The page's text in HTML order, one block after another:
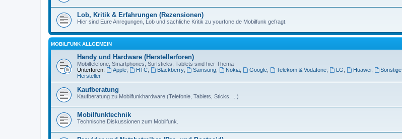
Lob, Kritik & Erfahrungen (Rezensionen)
Hier sind Eure Anregungen, Lob und sachliche Kritik zu yourfone.de Mobilfunk gefragt.
MOBILFUNK ALLGEMEIN
Handy und Hardware (Herstellerforen)
Mobiltelefone, Smartphones, Surfsticks, Tablets sind hier Thema
Unterforen:
Apple, HTC, Blackberry, Samsung Nokia Google Telekom & Vodafone, LG Huawei,
Sonstige
Hersteller
Kaufberatung
Kaufberatung zu Mobilfunkhardware (Telefonie, Tablets, Sticks, ...)
Mobilfunktechnik
Technische Diskussionen zum Mobilfunk.